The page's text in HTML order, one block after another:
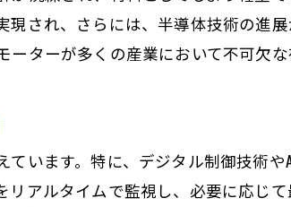
され、さらには、半導体技術の進
ターが多くの産業において不可欠な
います。特に、デジタル制御技術
アルタイムで監視し、必要に応じ